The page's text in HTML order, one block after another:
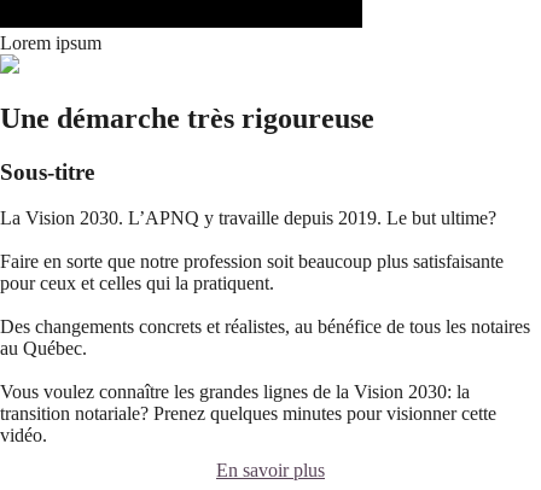
Lorem ipsum
Une démarche très rigoureuse
Sous-titre
La Vision 2030. L’APNQ y travaille depuis 2019. Le but ultime?
Faire en sorte que notre profession soit beaucoup plus satisfaisante
pour ceux et celles qui la pratiquent.
Des changements concrets et réalistes, au bénéfice de tous les notaires
au Québec.
Vous voulez connaître les grandes lignes de la Vision 2030: la
transition notariale? Prenez quelques minutes pour visionner cette
vidéo.
En savoir plus